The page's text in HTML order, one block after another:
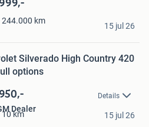
244.000 km
15 jul 26
Silverado High Country 420
options
Details
10 km
Dealer
15 jul 26